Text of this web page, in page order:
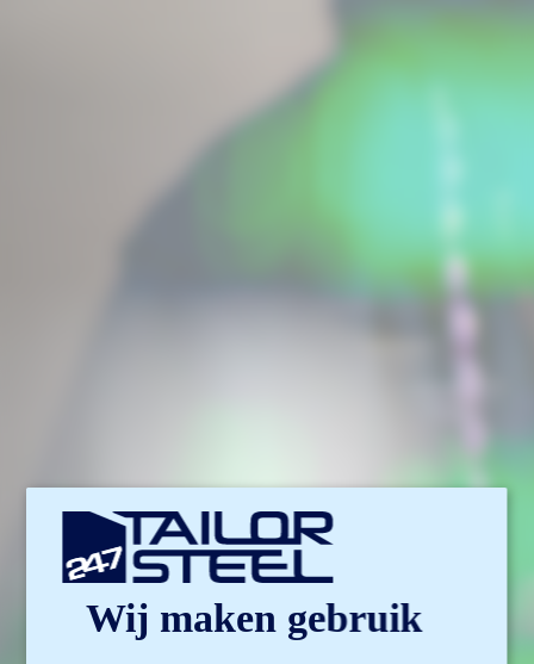
Wij maken gebruik